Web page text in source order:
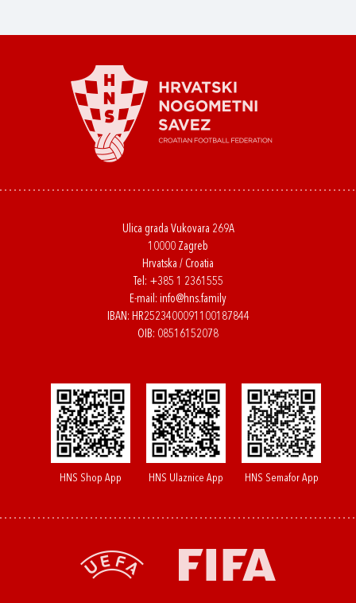
Ulica grada Vukovara 269A
10000 Zagreb
Hrvatska / Croatia
Tel: +385 1 2361555
E-mail: info@hns.family
IBAN: HR2523400091100187844
OIB: 08516152078
HNS Shop App HNS Ulaznice App HNS Semafor App